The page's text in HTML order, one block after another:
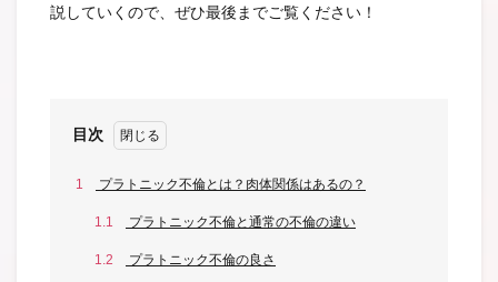
説していくので、ぜひ最後までご覧ください！
目次
1 プラトニック不倫とは？肉体関係はあるの？
1.1 プラトニック不倫と通常の不倫の違い
1.2 プラトニック不倫の良さ